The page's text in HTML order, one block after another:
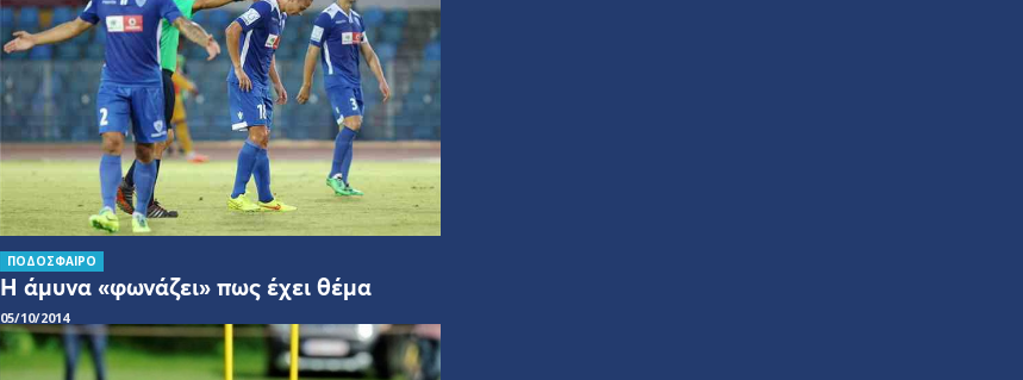
ΠΟΔΟΣΦΑΙΡΟ
Η άμυνα «φωνάζει» πως έχει θέμα
05/10/2014